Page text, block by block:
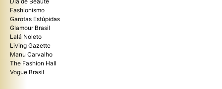
Fashionismo
Garotas Estúpidas
Glamour Brasil
Lalá Noleto
Living Gazette
Manu Carvalho
The Fashion Hall
Vogue Brasil